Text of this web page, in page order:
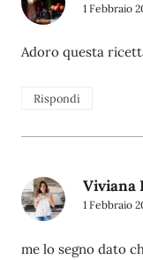
1 Febbraio
Adoro questa
Rispondi
Viviana
1 Febbraio
me lo segno dato